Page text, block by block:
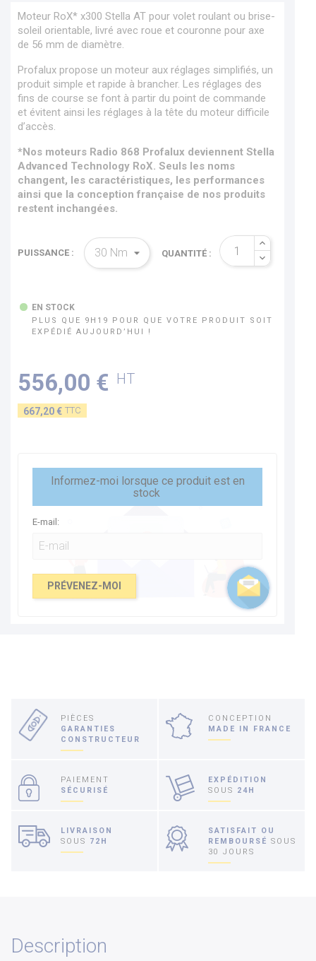
Moteur RoX* x300 Stella AT pour volet roulant ou brise-
soleil orientable, livré avec roue et couronne pour axe
de 56 mm de diamètre.
Profalux propose un moteur aux réglages simplifiés, un
produit simple et rapide à brancher. Les réglages des
fins de course se font à partir du point de commande
et évitent ainsi les réglages à la tête du moteur difficile
d’accès.
*Nos moteurs Radio 868 Profalux deviennent Stella
Advanced Technology RoX. Seuls les noms
changent, les caractéristiques, les performances
ainsi que la conception française de nos produits
restent inchangées.
PUISSANCE : QUANTITÉ :
EN STOCK
PLUS QUE 9H19 POUR QUE VOTRE PRODUIT SOIT
EXPÉDIÉ AUJOURD’HUI !
556,00 € HT
667,20 € TTC
Informez-moi lorsque ce produit est en
stock
E-mail:
PRÉVENEZ-MOI
PIÈCES
GARANTIES
CONSTRUCTEUR
CONCEPTION
MADE IN FRANCE
PAIEMENT
SÉCURISÉ
EXPÉDITION
SOUS 24H
LIVRAISON
SOUS 72H
SATISFAIT OU
REMBOURSÉ SOUS
30 JOURS
Description